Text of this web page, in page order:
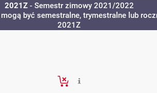
2021Z- Semestr zimowy 2021/2022
być semestralne, trymestralne lub
2021Z